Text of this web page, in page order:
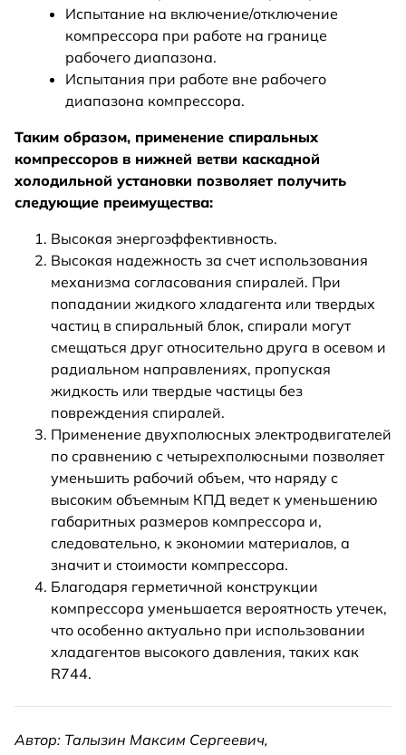
Испытание на включение/отключение
компрессора при работе на границе
рабочего диапазона.
Испытания при работе вне рабочего
диапазона компрессора.
Таким образом, применение спиральных
компрессоров в нижней ветви каскадной
холодильной установки позволяет получить
следующие преимущества:
Высокая энергоэффективность.
Высокая надежность за счет использования
механизма согласования спиралей. При
попадании жидкого хладагента или твердых
частиц в спиральный блок, спирали могут
смещаться друг относительно друга в осевом и
радиальном направлениях, пропуская
жидкость или твердые частицы без
повреждения спиралей.
Применение двухполюсных электродвигателей
по сравнению с четырехполюсными позволяет
уменьшить рабочий объем, что наряду с
высоким объемным КПД ведет к уменьшению
габаритных размеров компрессора и,
следовательно, к экономии материалов, а
значит и стоимости компрессора.
Благодаря герметичной конструкции
компрессора уменьшается вероятность утечек,
что особенно актуально при использовании
хладагентов высокого давления, таких как
R744.
Автор: Талызин Максим Сергеевич,